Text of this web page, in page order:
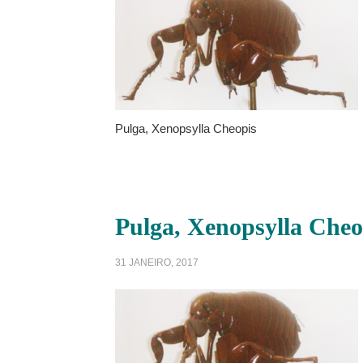
Pulga, Xenopsylla Cheopis
Pulga, Xenopsylla
31 JANEIRO, 2017